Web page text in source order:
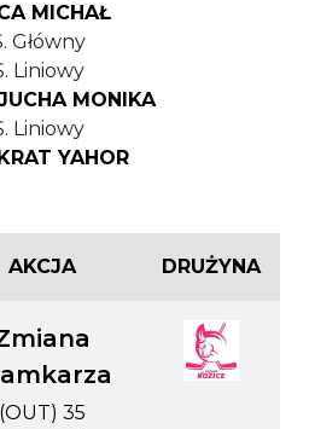
MICHAŁ
Główny
Liniowy
MONIKA
Liniowy
YAHOR
AKCJA DRUŻYNA
(OUT) 35